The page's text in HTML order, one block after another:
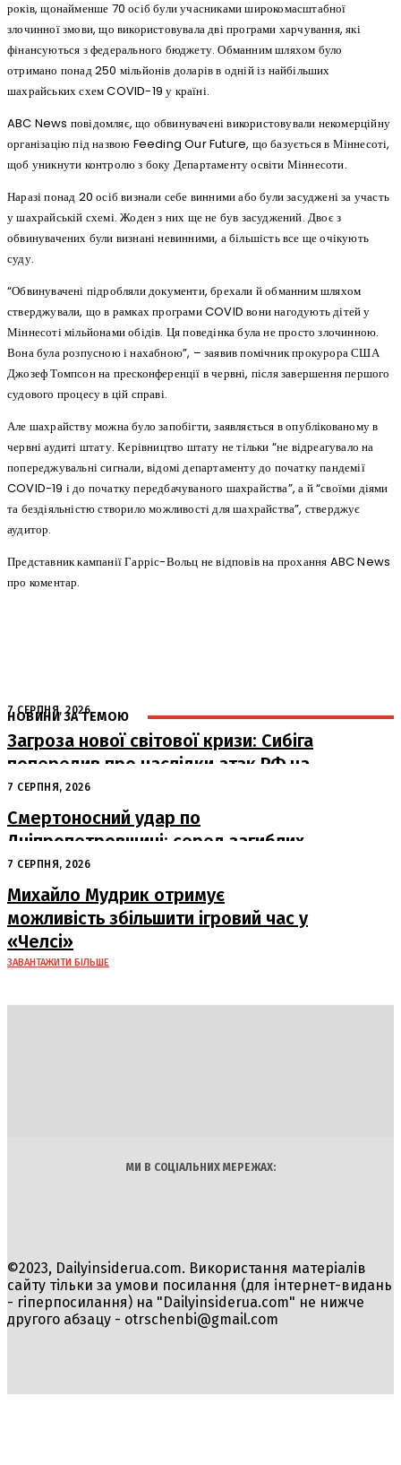
років, щонайменше 70 осіб були учасниками широкомасштабної
злочинної змови, що використовувала дві програми харчування, які
фінансуються з федерального бюджету. Обманним шляхом було
отримано понад 250 мільйонів доларів в одній із найбільших
шахрайських схем COVID-19 у країні.
ABC News повідомляє, що обвинувачені використовували некомерційну
організацію під назвою Feeding Our Future, що базується в Міннесоті,
щоб уникнути контролю з боку Департаменту освіти Міннесоти.
Наразі понад 20 осіб визнали себе винними або були засуджені за участь
у шахрайській схемі. Жоден з них ще не був засуджений. Двоє з
обвинувачених були визнані невинними, а більшість все ще очікують
суду.
“Обвинувачені підробляли документи, брехали й обманним шляхом
стверджували, що в рамках програми COVID вони нагодують дітей у
Міннесоті мільйонами обідів. Ця поведінка була не просто злочинною.
Вона була розпусною і нахабною”, – заявив помічник прокурора США
Джозеф Томпсон на пресконференції в червні, після завершення першого
судового процесу в цій справі.
Але шахрайству можна було запобігти, заявляється в опублікованому в
червні аудиті штату. Керівництво штату не тільки “не відреагувало на
попереджувальні сигнали, відомі департаменту до початку пандемії
COVID-19 і до початку передбачуваного шахрайства”, а й “своїми діями
та бездіяльністю створило можливості для шахрайства”, стверджує
аудитор.
Представник кампанії Гарріс-Вольц не відповів на прохання ABC News
про коментар.
НОВИНИ ЗА ТЕМОЮ
7 СЕРПНЯ, 2026
Загроза нової світової кризи: Сибіга
попередив про наслідки атак РФ на
судна
7 СЕРПНЯ, 2026
Смертоносний удар по
Дніпропетровщині: серед загиблих
– працівники «Укрпошти»
7 СЕРПНЯ, 2026
Михайло Мудрик отримує
можливість збільшити ігровий час у
«Челсі»
ЗАВАНТАЖИТИ БІЛЬШЕ
МИ В СОЦІАЛЬНИХ МЕРЕЖАХ:
©2023, Dailyinsiderua.com. Використання матеріалів
сайту тільки за умови посилання (для інтернет-видань
- гіперпосилання) на "Dailyinsiderua.com" не нижче
другого абзацу - otrschenbi@gmail.com